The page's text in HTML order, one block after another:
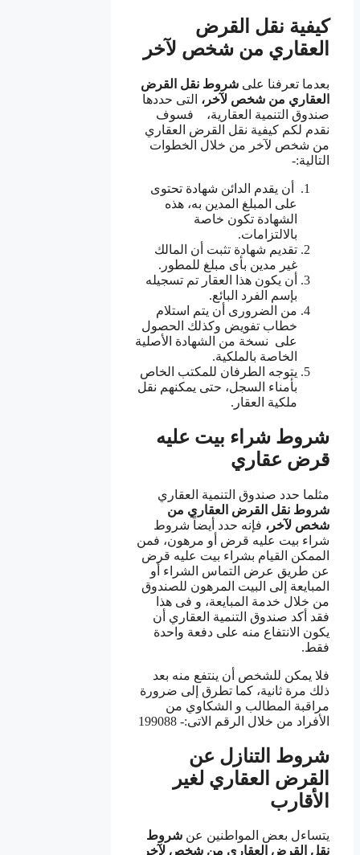
كيفية نقل القرض
العقاري من شخص لآخر
بعدما تعرفنا على شروط نقل القرض
العقاري من شخص لآخر، التى حددها
صندوق التنمية العقارية،
فسوف
نقدم لكم كيفية نقل القرض العقاري
من شخص لآخر من خلال الخطوات
التالية:-
أن يقدم الدائن شهادة تحتوى
على المبلغ المدين به، هذه
الشهادة تكون خاصة
بالالتزامات.
تقديم شهادة تثبت أن المالك
غير مدين بأى مبلغ للمطور.
أن يكون هذا العقار تم تسجيله
بإسم الفرد البائع.
من الضرورى أن يتم استلام
خطاب تفويض وكذلك الحصول
على نسخة من الشهادة الأصلية
الخاصة بالملكية.
يتوجه الطرفان للمكتب الخاص
بأمناء السجل، حتى يمكنهم نقل
ملكية العقار.
شروط شراء بيت عليه
قرض عقاري
مثلما حدد صندوق التنمية العقاري
شروط نقل القرض العقاري من
شخص لآخر، فإنه حدد أيضاً شروط
شراء بيت عليه قرض أو مرهون، فمن
الممكن القيام بشراء بيت عليه قرض
عن طريق عرض التماس الشراء أو
المبايعة إلى البيت المرهون للصندوق
من خلال خدمة المبايعة، و فى هذا
فقد أكد صندوق التنمية العقاري أن
يكون الانتفاع منه على دفعة واحدة
فقط.
فلا يمكن للشخص أن ينتفع منه بعد
ذلك مرة ثانية، كما تطرق إلى ضرورة
مراقبة المطالب و الشكاوي من
الأفراد من خلال الرقم الاتى:- 199088
شروط التنازل عن
القرض العقاري لغير
الأقارب
يتساءل بعض المواطنين عن شروط
نقل القرض العقاري من شخص لآخر